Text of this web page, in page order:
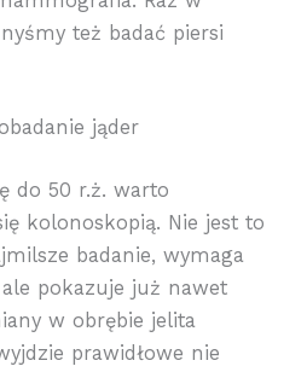
też badać piersi
jąder
do 50 r.ż. warto
kolonoskopią. Nie jest to
badanie, wymaga
pokazuje już nawet
w obrębie jelita
prawidłowe nie